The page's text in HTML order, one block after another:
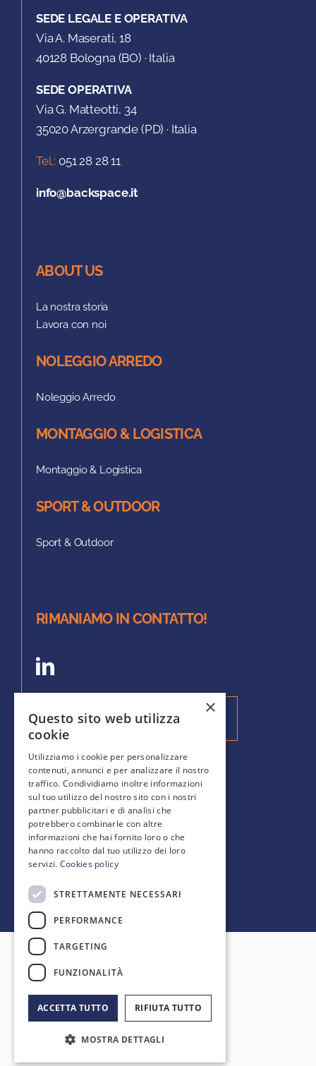
SEDE LEGALE E OPERATIVA
Via A. Maserati, 18
40128 Bologna (BO) · Italia
SEDE OPERATIVA
Via G. Matteotti, 34
35020 Arzergrande (PD) · Italia
Tel.: 051 28 28 11
info@backspace.it
ABOUT US
La nostra storia
Lavora con noi
NOLEGGIO ARREDO
Noleggio Arredo
MONTAGGIO & LOGISTICA
Montaggio & Logistica
SPORT & OUTDOOR
Sport & Outdoor
RIMANIAMO IN CONTATTO!
Iscriviti alla nostra Newsletter
SCOPRI DI PIÙ
Gallery
Blog
FAQ
Backspace S.r.l. · Tutti i diritti riservati
Capitale Sociale 450.000€ I.V. | P.IVA/CF
03332801202 | REA BO-510942
Privacy Policy
×
Questo sito web utilizza
cookie
Utilizziamo i cookie per personalizzare
contenuti, annunci e per analizzare il nostro
traffico. Condividiamo inoltre informazioni
sul tuo utilizzo del nostro sito con i nostri
partner pubblicitari e di analisi che
potrebbero combinarle con altre
informazioni che hai fornito loro o che
hanno raccolto dal tuo utilizzo dei loro
servizi. Cookies policy
STRETTAMENTE NECESSARI
PERFORMANCE
TARGETING
FUNZIONALITÀ
ACCETTA TUTTO RIFIUTA TUTTO
MOSTRA DETTAGLI